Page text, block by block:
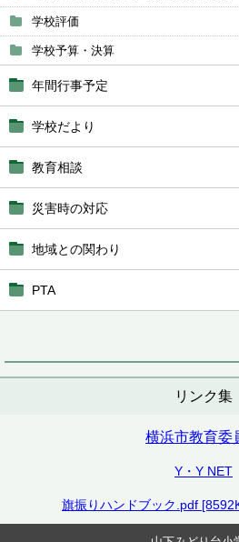
学校評価
学校予算・決算
年間行事予定
学校だより
教育相談
災害時の対応
地域との関わり
PTA
リンク集
横浜市教育委
Y・Y NET
旗振りハンドブック.pdf